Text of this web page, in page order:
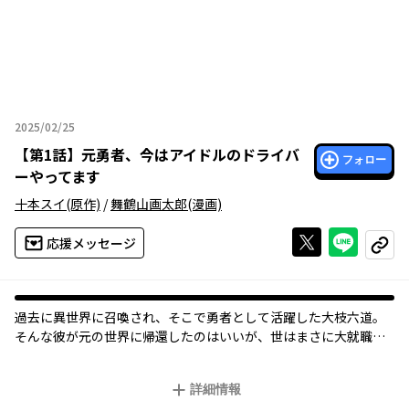
2025/02/25
2025年02月25日
【第1話】 元勇者、今はアイドルのドライバ
ーやってます
フォロー
十本スイ(原作) /舞鶴山画太郎(漫画)
応援メッセージ Xで投稿する
ライン
コピー
過去に異世界に召喚され、そこで勇者として活躍した大枝六道。
そんな彼が元の世界に帰還したのはいいが、世はまさに大就職難
そこはアイドル事務所であり、仕事はアイドルの送迎を行うドラ
詳細情報